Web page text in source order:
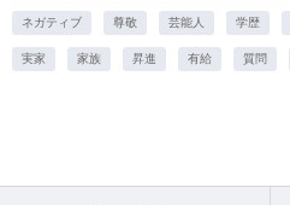
ネガティブ 尊敬 芸能人 学歴
実家 家族 昇進 有給 質問